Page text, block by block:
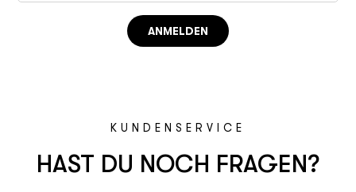
ANMELDEN
KUNDENSERVICE
HAST DU NOCH FRAGEN?